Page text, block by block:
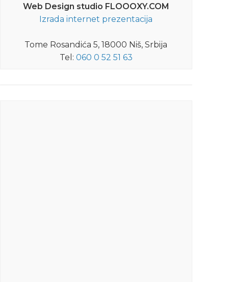
Web Design studio FLOOOXY.COM
Izrada internet prezentacija
Tome Rosandića 5, 18000 Niš, Srbija
Tel: 060 0 52 51 63